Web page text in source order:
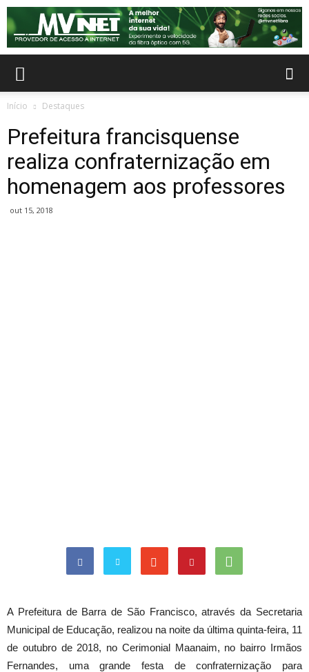
Início Destaques
Prefeitura francisquense
realiza confraternização em
homenagem aos professores
out 15, 2018
A Prefeitura de Barra de São Francisco, através da Secretaria
Municipal de Educação, realizou na noite da última quinta-feira, 11
de outubro de 2018, no Cerimonial Maanaim, no bairro Irmãos
Fernandes, uma grande festa de confraternização para